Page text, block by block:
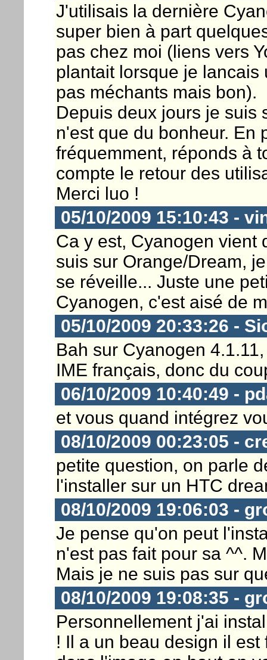
J'utilisais la dernière
super bien à part
pas chez moi (liens vers
plantait lorsque je
pas méchants mais bon).
Depuis deux jours je suis
n'est que du bonheur. En
fréquemment, réponds à
compte le retour des
Merci luo !
05/10/2009 15:10:43 -
Ca y est, Cyanogen vient
suis sur Orange/Dream,
se réveille... Juste une
Cyanogen, c'est aisé de
05/10/2009 20:33:26 -
Bah sur Cyanogen
IME français, donc du
06/10/2009 10:40:49 -
et vous quand intégrez
08/10/2009 00:23:05 -
petite question, on parle
l'installer sur un HTC
08/10/2009 19:06:03 -
Je pense qu'on peut
n'est pas fait pour sa ^^.
Mais je ne suis pas sur
08/10/2009 19:08:35 -
Personnellement j'ai
! Il a un beau design il